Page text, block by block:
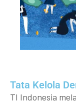
Tata Kelola
TI Indonesia